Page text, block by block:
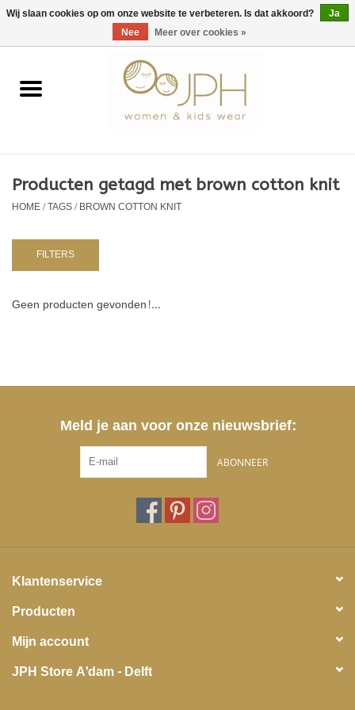
EUR/GBP/USD 0 Artikelen - €0,00
Home
Kids
NURSERY / TABLEWARE
Producten getagd met brown cotton knit
HOME/TAGS/BROWN COTTON KNIT
FILTERS
Geen producten gevonden!...
Meld je aan voor onze nieuwsbrief:
ABONNEER
Klantenservice
Producten
Mijn account
JPH Store A'dam - Delft
Wij slaan cookies op om onze website te verbeteren. Is dat akkoord?
Ja
Nee
Meer over cookies »